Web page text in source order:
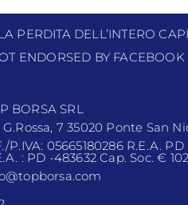
PERDITA DELL’INTERO
ENDORSED BY
BORSA SRL
7 35020 Ponte San
P.IVA: 05665180286 R.E.A.
: PD -483632 Cap. Soc. €